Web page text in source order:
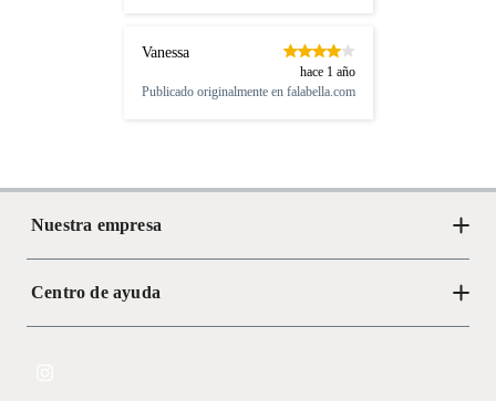
Vanessa
hace 1 año
Publicado originalmente en falabella.com
Nuestra empresa
Acerca de Crate
Centro de ayuda